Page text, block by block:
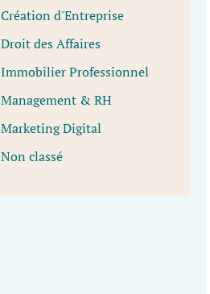
Création d'Entreprise
Droit des Affaires
Immobilier Professionnel
Management & RH
Marketing Digital
Non classé